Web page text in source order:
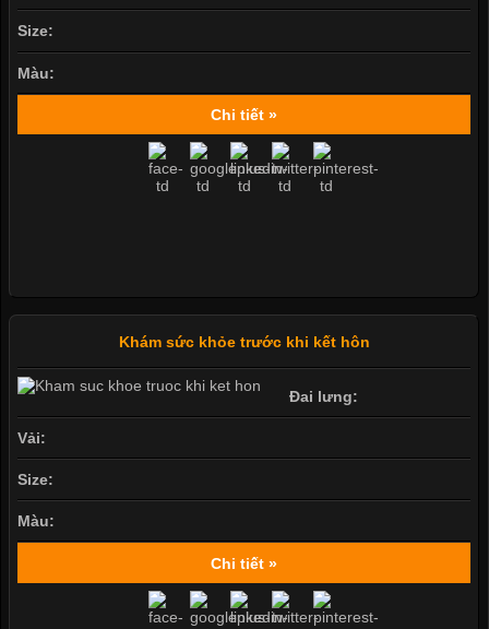
Size:
Màu:
Chi tiết »
Khám sức khỏe trước khi kết hôn
Đai lưng:
Vải:
Size:
Màu:
Chi tiết »